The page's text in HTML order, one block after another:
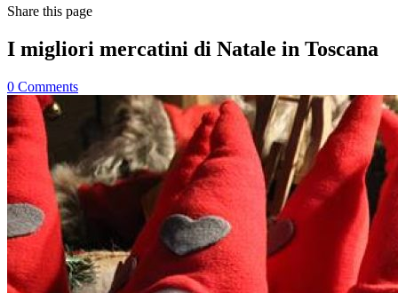
Share this page
I migliori mercatini di Natale in Toscana
0 Comments